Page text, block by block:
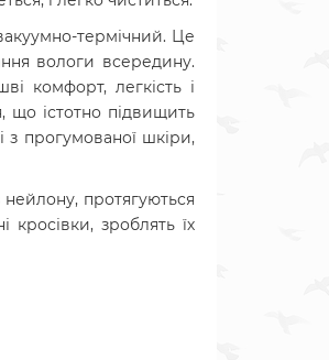
термічний. Це
вологи всередину.
комфорт, легкість і
що істотно підвищить
з прогумованої шкіри,
протягуються
кросівки, зроблять їх